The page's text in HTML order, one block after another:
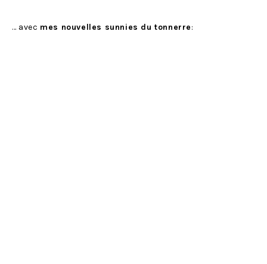
… avec mes nouvelles sunnies du tonnerre: